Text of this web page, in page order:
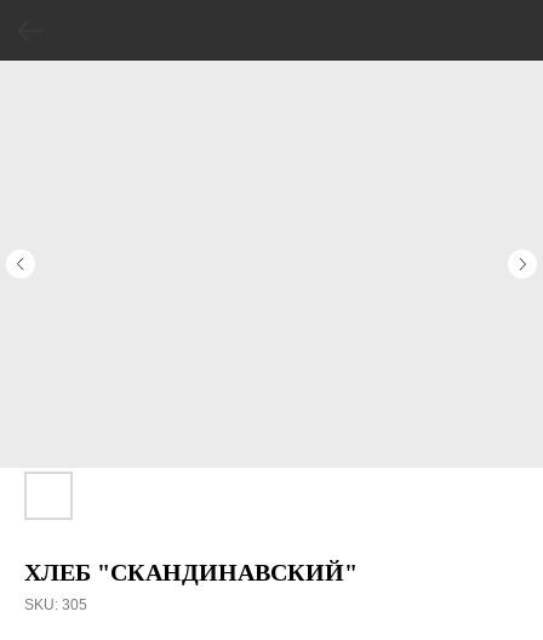
ХЛЕБ "СКАНДИНАВСКИЙ"
SKU: 305